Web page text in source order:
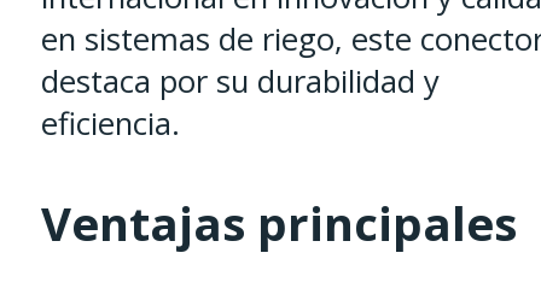
en sistemas de riego, este
destaca por su durabilidad y
eficiencia.
Ventajas principales